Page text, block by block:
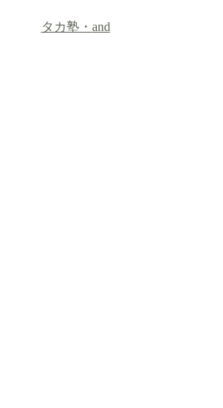
タカ塾・ and